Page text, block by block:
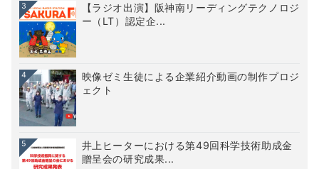
3
【ラジオ出演】阪神南リーディングテクノロジ
ー（LT）認定企...
4
映像ゼミ生徒による企業紹介動画の制作プロジ
ェクト
5
井上ヒーターにおける第49回科学技術助成金
贈呈会の研究成果...